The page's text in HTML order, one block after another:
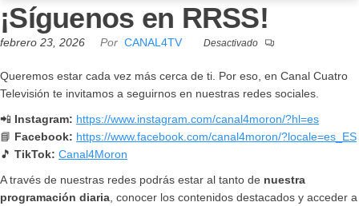
¡Síguenos en RRSS!
febrero 23, 2026 Por CANAL4TV Desactivado
Queremos estar cada vez más cerca de ti. Por eso, en Canal Cuatro
Televisión te invitamos a seguirnos en nuestras redes sociales.
📲 Instagram: https://www.instagram.com/canal4moron/?hl=es
📘 Facebook: https://www.facebook.com/canal4moron/?locale=es_ES
🎵 TikTok: Canal4Moron
A través de nuestras redes podrás estar al tanto de nuestra
programación diaria , conocer los contenidos destacados y acceder a